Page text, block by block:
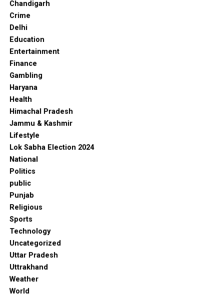
Chandigarh
Crime
Delhi
Education
Entertainment
Finance
Gambling
Haryana
Health
Himachal Pradesh
Jammu & Kashmir
Lifestyle
Lok Sabha Election 2024
National
Politics
public
Punjab
Religious
Sports
Technology
Uncategorized
Uttar Pradesh
Uttrakhand
Weather
World